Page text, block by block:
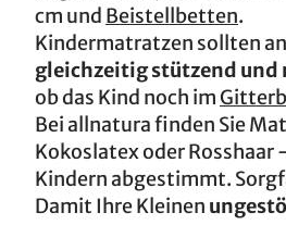
cm und Beistellbetten.
Kindermatratzen sollten
gleichzeitig stützend und
ob das Kind noch im
Bei allnatura finden Sie
Kokoslatex oder
Kindern abgestimmt.
Damit Ihre Kleinen